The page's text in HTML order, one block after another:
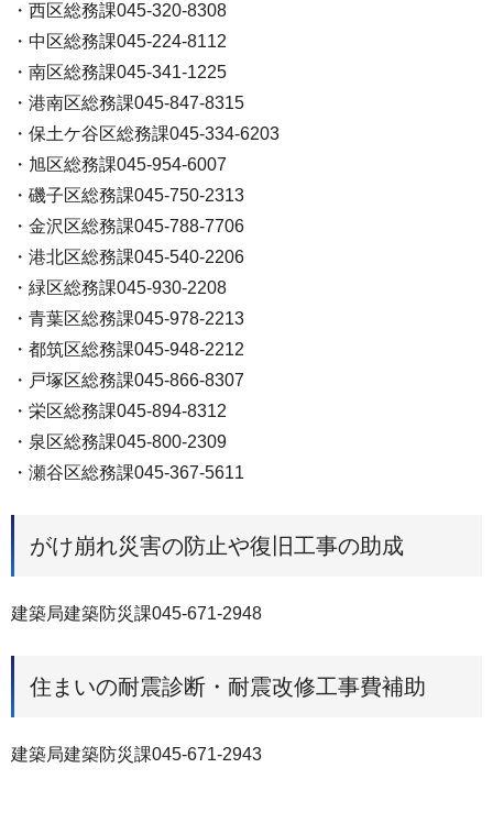
・西区総務課045-320-8308
・中区総務課045-224-8112
・南区総務課045-341-1225
・港南区総務課045-847-8315
・保土ケ谷区総務課045-334-6203
・旭区総務課045-954-6007
・磯子区総務課045-750-2313
・金沢区総務課045-788-7706
・港北区総務課045-540-2206
・緑区総務課045-930-2208
・青葉区総務課045-978-2213
・都筑区総務課045-948-2212
・戸塚区総務課045-866-8307
・栄区総務課045-894-8312
・泉区総務課045-800-2309
・瀬谷区総務課045-367-5611
がけ崩れ災害の防止や復旧工事の助成
建築局建築防災課045-671-2948
住まいの耐震診断・耐震改修工事費補助
建築局建築防災課045-671-2943